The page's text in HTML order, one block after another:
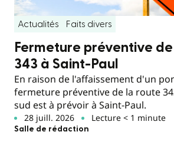
Actualités Faits divers
Fermeture préventive
343 à Saint-Paul
En raison de l'affaissement d'un
fermeture préventive de la route
sud est à prévoir à Saint-Paul.
28 juill. 2026 Lecture < 1 minute
Salle de rédaction